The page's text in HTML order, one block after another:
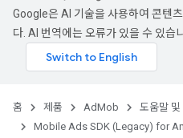
Google은 AI 기술을 사용하여 콘텐
다. AI 번역에는 오류가 있을 수 있습
홈 제품 AdMob
도움말 및
Mobile Ads SDK (Legacy) for